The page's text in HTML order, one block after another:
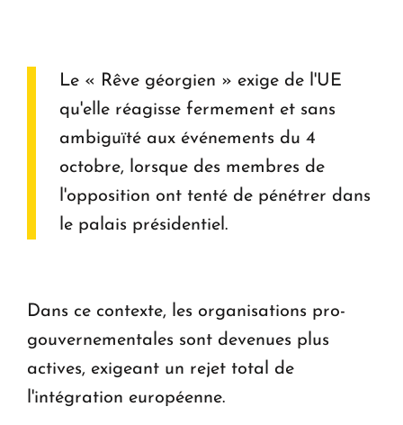
Le « Rêve géorgien » exige de l'UE
qu'elle réagisse fermement et sans
ambiguïté aux événements du 4
octobre, lorsque des membres de
l'opposition ont tenté de pénétrer dans
le palais présidentiel.
Dans ce contexte, les organisations pro-
gouvernementales sont devenues plus
actives, exigeant un rejet total de
l'intégration européenne.